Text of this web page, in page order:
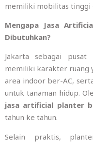
memiliki mobilitas tinggi
Mengapa Jasa
Dibutuhkan?
Jakarta sebagai
memiliki karakter ruang
area indoor ber-AC,
untuk tanaman hidup.
jasa artificial planter
tahun ke tahun.
Selain praktis,